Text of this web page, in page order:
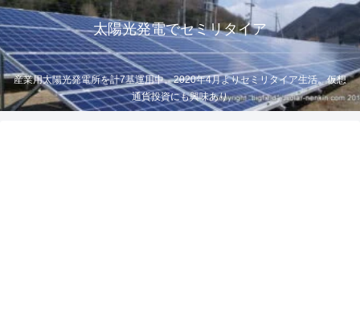
太陽光発電でセミリタイア
産業用太陽光発電所を計7基運用中。2020年4月よりセミリタイア生活。仮想
通貨投資にも興味あり